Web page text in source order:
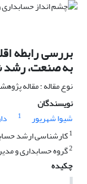
بررسی رابطه
به صنعت،
نوع مقاله : مقاله
نویسندگان
شیوا شهریور
1
1کارشناسی ارشد
2گروه حسابداری و
چکیده